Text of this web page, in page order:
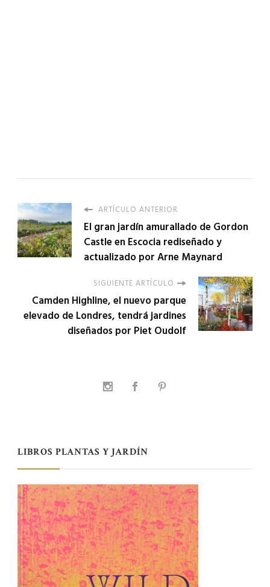
ARTÍCULO ANTERIOR
El gran jardín amurallado de Gordon
Castle en Escocia rediseñado y
actualizado por Arne Maynard
SIGUIENTE ARTÍCULO
Camden Highline, el nuevo parque
elevado de Londres, tendrá jardines
diseñados por Piet Oudolf
LIBROS PLANTAS Y JARDÍN